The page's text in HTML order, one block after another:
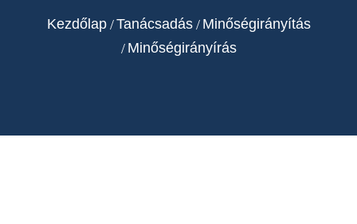
Kezdőlap Tanácsadás
Minőségirányítás
Minőségirányírás